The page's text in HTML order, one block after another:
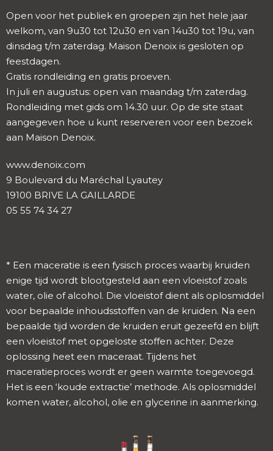
Open voor het publiek en groepen zijn het hele jaar
welkom, van 9u30 tot 12u30 en van 14u30 tot 19u, van
dinsdag t/m zaterdag. Maison Denoix is gesloten op
feestdagen.
Gratis rondleiding en gratis proeven.
In juli en augustus: open van maandag t/m zaterdag.
Rondleiding met gids om 14.30 uur. Op de site staat
aangegeven hoe u kunt reserveren voor een bezoek
aan Maison Denoix.
www.denoix.com
9 Boulevard du Maréchal Lyautey
19100 BRIVE LA GAILLARDE
05 55 74 34 27
* Een maceratie is een fysisch proces waarbij kruiden
enige tijd wordt blootgesteld aan een vloeistof zoals
water, olie of alcohol. Die vloeistof dient als oplosmiddel
voor bepaalde inhoudsstoffen van de kruiden. Na een
bepaalde tijd worden de kruiden eruit gezeefd en blijft
een vloeistof met opgeloste stoffen achter. Deze
oplossing heet een maceraat. Tijdens het
maceratieproces wordt er geen warmte toegevoegd.
Het is een ‘koude extractie’ methode. Als oplosmiddel
komen water, alcohol, olie en glycerine in aanmerking.